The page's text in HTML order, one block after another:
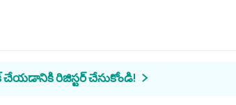
రిజిస్టర్ చేసుకోండి!